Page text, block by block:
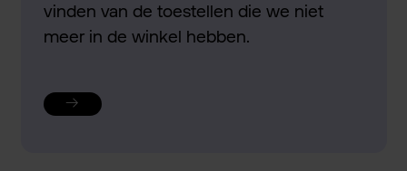
vinden van de toestellen die we niet
meer in de winkel hebben.